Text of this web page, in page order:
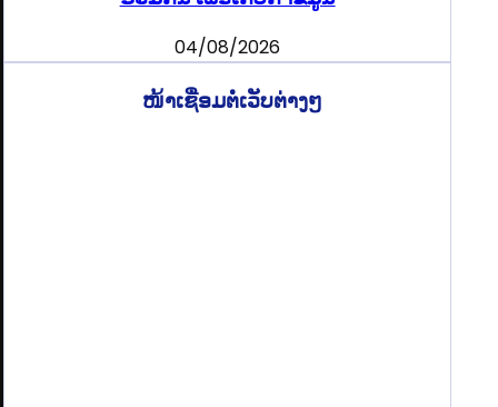
04/08/2026
ໜ້າເຊື່ອມຕໍ່ເວັບຕ່າງໆ